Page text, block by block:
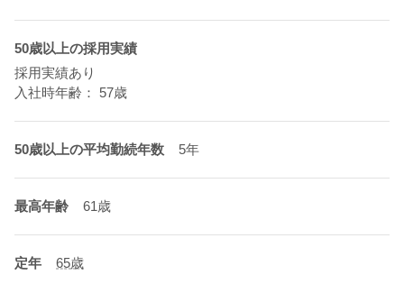
50歳以上の採用実績
採用実績あり
入社時年齢： 57歳
50歳以上の平均勤続年数 5年
最高年齢 61歳
定年 65歳